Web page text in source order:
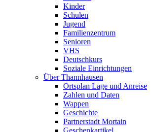
Kinder
Schulen
Jugend
Familienzentrum
Senioren
VHS
Deutschkurs
Soziale Einrichtungen
Über Thannhausen
Ortsplan Lage und Anreise
Zahlen und Daten
Wappen
Geschichte
Partnerstadt Mortain
Geschenkartikel